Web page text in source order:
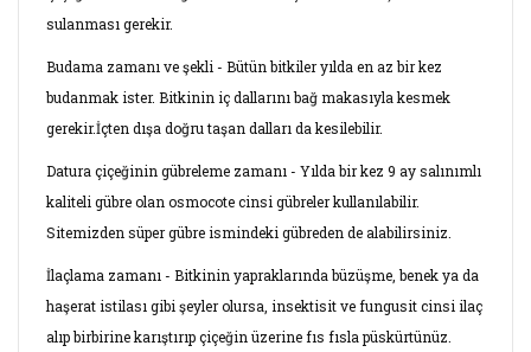
sulanması gerekir.
Budama zamanı ve şekli - Bütün bitkiler yılda en az bir kez
budanmak ister. Bitkinin iç dallarını bağ makasıyla kesmek
gerekir.İçten dışa doğru taşan dalları da kesilebilir.
Datura çiçeğinin gübreleme zamanı - Yılda bir kez 9 ay salınımlı
kaliteli gübre olan osmocote cinsi gübreler kullanılabilir.
Sitemizden süper gübre ismindeki gübreden de alabilirsiniz.
İlaçlama zamanı - Bitkinin yapraklarında büzüşme, benek ya da
haşerat istilası gibi şeyler olursa, insektisit ve fungusit cinsi ilaç
alıp birbirine karıştırıp çiçeğin üzerine fıs fısla püskürtünüz.